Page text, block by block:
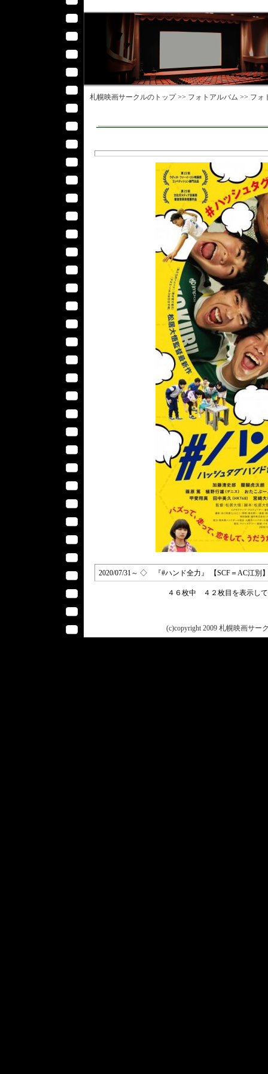
札幌映画サークルのトップ >> フォトアルバム >> フォ
2020/07/31～ ◇ 『#ハンド全力』 【SCF＝AC江別
４６枚中 ４２枚目を表示し
(c)copyright 2009 札幌映画サー